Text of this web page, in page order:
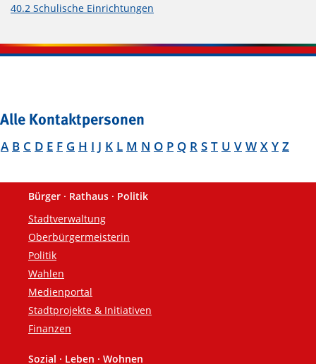
40.2 Schulische Einrichtungen
Alle Kontaktpersonen
A B C D E F G H I J K L M N O P Q R S T U V W X Y Z
Fußzeile
Bürger · Rathaus · Politik
Stadtverwaltung
Oberbürgermeisterin
Politik
Wahlen
Medienportal
Stadtprojekte & Initiativen
Finanzen
Sozial · Leben · Wohnen